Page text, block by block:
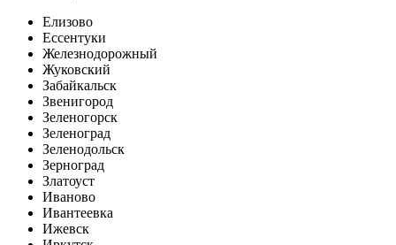
Елизово
Ессентуки
Железнодорожный
Жуковский
Забайкальск
Звенигород
Зеленогорск
Зеленоград
Зеленодольск
Зерноград
Златоуст
Иваново
Ивантеевка
Ижевск